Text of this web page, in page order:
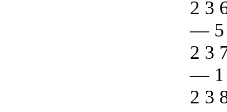
2 3
— 5
2 3
— 1
2 3